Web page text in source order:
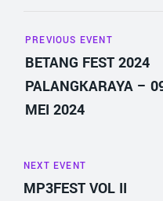
PREVIOUS EVENT
BETANG FEST 2024
PALANGKARAYA –
MEI 2024
NEXT EVENT
MP3FEST VOL II